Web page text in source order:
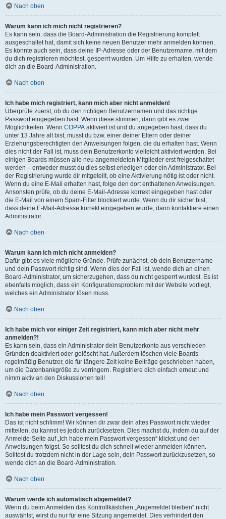
Nach oben
Warum kann ich mich nicht registrieren?
Es kann sein, dass die Board-Administration die Registrierung komplett
ausgeschaltet hat, damit sich keine neuen Benutzer mehr anmelden können.
Es könnte auch sein, dass deine IP-Adresse oder der Benutzername, mit dem
du dich registrieren möchtest, gesperrt wurden. Um Hilfe zu erhalten, wende
dich an die Board-Administration.
Nach oben
Ich habe mich registriert, kann mich aber nicht anmelden!
Überprüfe zuerst, ob du den richtigen Benutzernamen und das richtige
Passwort eingegeben hast. Wenn diese stimmen, dann gibt es zwei
Möglichkeiten. Wenn COPPA aktiviert ist und du angegeben hast, dass du
unter 13 Jahre alt bist, musst du bzw. einer deiner Eltern oder deiner
Erziehungsberechtigten den Anweisungen folgen, die du erhalten hast. Wenn
dies nicht der Fall ist, muss dein Benutzerkonto vielleicht aktiviert werden. Bei
einigen Boards müssen alle neu angemeldeten Mitglieder erst freigeschaltet
werden – entweder musst du dies selbst erledigen oder ein Administrator. Bei
der Registrierung wurde dir mitgeteilt, ob eine Aktivierung nötig ist oder nicht.
Wenn du eine E-Mail erhalten hast, folge den dort enthaltenen Anweisungen.
Ansonsten prüfe, ob du deine E-Mail-Adresse korrekt eingegeben hast oder
die E-Mail von einem Spam-Filter blockiert wurde. Wenn du dir sicher bist,
dass deine E-Mail-Adresse korrekt eingegeben wurde, dann kontaktiere einen
Administrator.
Nach oben
Warum kann ich mich nicht anmelden?
Dafür gibt es viele mögliche Gründe. Prüfe zunächst, ob dein Benutzername
und dein Passwort richtig sind. Wenn dies der Fall ist, wende dich an einen
Board-Administrator, um sicherzugehen, dass du nicht gesperrt wurdest. Es ist
ebenfalls möglich, dass ein Konfigurationsproblem mit der Website vorliegt,
welches ein Administrator lösen muss.
Nach oben
Ich habe mich vor einiger Zeit registriert, kann mich aber nicht mehr
anmelden?!
Es kann sein, dass ein Administrator dein Benutzerkonto aus verschieden
Gründen deaktiviert oder gelöscht hat. Außerdem löschen viele Boards
regelmäßig Benutzer, die für längere Zeit keine Beiträge geschrieben haben,
um die Datenbankgröße zu verringern. Registriere dich einfach erneut und
nimm aktiv an den Diskussionen teil!
Nach oben
Ich habe mein Passwort vergessen!
Das ist nicht schlimm! Wir können dir zwar dein altes Passwort nicht wieder
mitteilen, du kannst es jedoch zurücksetzen. Dies machst du, indem du auf der
Anmelde-Seite auf „Ich habe mein Passwort vergessen“ klickst und den
Anweisungen folgst. So solltest du dich schnell wieder anmelden können.
Solltest du trotzdem nicht in der Lage sein, dein Passwort zurückzusetzen, so
wende dich an die Board-Administration.
Nach oben
Warum werde ich automatisch abgemeldet?
Wenn du beim Anmelden das Kontrollkästchen „Angemeldet bleiben“ nicht
auswählst, wirst du nur für eine Sitzung angemeldet. Dies verhindert den